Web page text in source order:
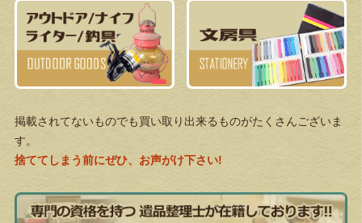
掲載されてないものでも買い取り出来るものがたくさんございま
す。
捨ててしまう前にぜひ、お声がけ下さい!